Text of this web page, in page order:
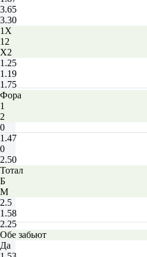
3.65
3.30
1X
12
X2
1.25
1.19
1.75
Фора
1
2
0
1.47
0
2.50
Тотал
Б
М
2.5
1.58
2.25
Обе забьют
Да